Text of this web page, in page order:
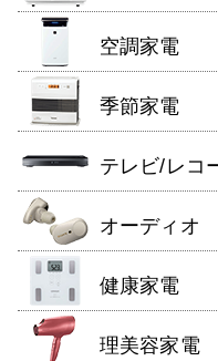
空調家電
季節家電
テレビ/レコ
オーディオ
健康家電
理美容家電